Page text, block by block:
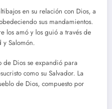
en su relación con Dios, a
sus mandamientos.
los amó y los guió a través de
y Salomón.
de Dios se expandió para
como su Salvador. La
de Dios, compuesto por